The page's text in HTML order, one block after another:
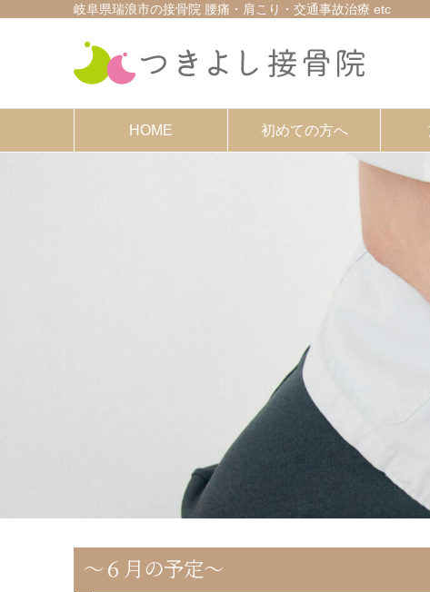
岐阜県瑞浪市の接骨院 腰痛・肩こり・交通事故治療 etc
HOME 初めての方へ
～６月の予定～